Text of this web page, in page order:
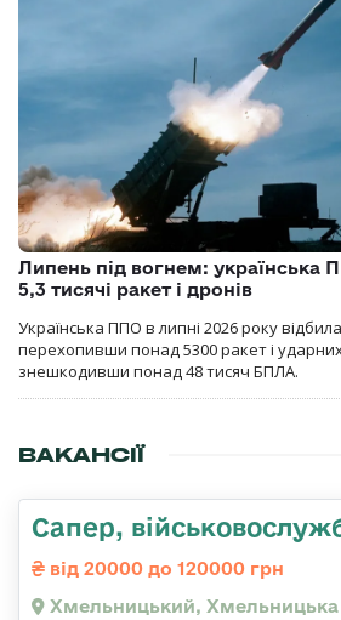
Липень під вогнем: українська
5,3 тисячі ракет і дронів
Українська ППО в липні 2026 року
перехопивши понад 5300 ракет і
знешкодивши понад 48 тисяч БПЛА.
ВАКАНСІЇ
Сапер,
від 20000 до 120000 грн
Хмельницький, Хмельницька